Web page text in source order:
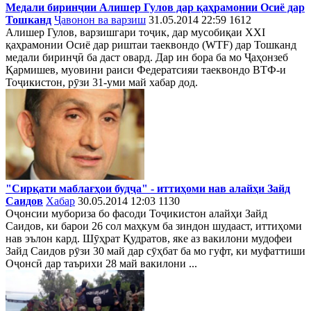
Медали биринҷии Алишер Гулов дар қаҳрамонии Осиё дар
Тошканд Ҷавонон ва варзиш 31.05.2014 22:59 1612
Алишер Гулов, варзишгари тоҷик, дар мусобиқаи XXI
қаҳрамонии Осиё дар риштаи таеквондо (WTF) дар Тошканд
медали биринҷӣ ба даст овард. Дар ин бора ба мо Ҷаҳонзеб
Қармишев, муовини раиси Федератсияи таеквондо ВТФ-и
Тоҷикистон, рӯзи 31-уми май хабар дод.
"Сирқати маблағҳои будҷа" - иттиҳоми нав алайҳи Зайд
Саидов Хабар 30.05.2014 12:03 1130
Оҷонсии мубориза бо фасоди Тоҷикистон алайҳи Зайд
Саидов, ки барои 26 сол маҳкум ба зиндон шудааст, иттиҳоми
нав эълон кард. Шӯҳрат Қудратов, яке аз вакилони мудофеи
Зайд Саидов рӯзи 30 май дар сӯҳбат ба мо гуфт, ки муфаттиши
Оҷонсӣ дар таърихи 28 май вакилони ...